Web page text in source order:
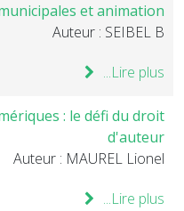
et animation
Auteur : SEIBEL B
Lire plus...
: le défi du droit
d'auteur
Auteur : MAUREL Lionel
Lire plus...